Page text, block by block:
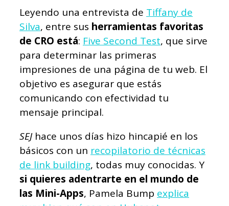
Leyendo una entrevista de Tiffany de
Silva, entre sus herramientas favoritas
de CRO está: Five Second Test, que sirve
para determinar las primeras
impresiones de una página de tu web. El
objetivo es asegurar que estás
comunicando con efectividad tu
mensaje principal.
SEJ hace unos días hizo hincapié en los
básicos con un recopilatorio de técnicas
de link building, todas muy conocidas. Y
si quieres adentrarte en el mundo de
las Mini-Apps, Pamela Bump explica